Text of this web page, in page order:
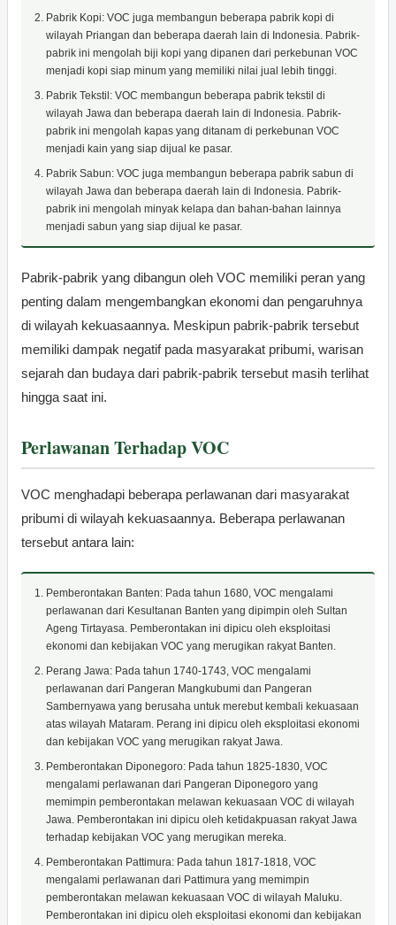
Pabrik Kopi: VOC juga membangun beberapa pabrik kopi di
wilayah Priangan dan beberapa daerah lain di Indonesia. Pabrik-
pabrik ini mengolah biji kopi yang dipanen dari perkebunan VOC
menjadi kopi siap minum yang memiliki nilai jual lebih tinggi.
Pabrik Tekstil: VOC membangun beberapa pabrik tekstil di
wilayah Jawa dan beberapa daerah lain di Indonesia. Pabrik-
pabrik ini mengolah kapas yang ditanam di perkebunan VOC
menjadi kain yang siap dijual ke pasar.
Pabrik Sabun: VOC juga membangun beberapa pabrik sabun di
wilayah Jawa dan beberapa daerah lain di Indonesia. Pabrik-
pabrik ini mengolah minyak kelapa dan bahan-bahan lainnya
menjadi sabun yang siap dijual ke pasar.
Pabrik-pabrik yang dibangun oleh VOC memiliki peran yang
penting dalam mengembangkan ekonomi dan pengaruhnya
di wilayah kekuasaannya. Meskipun pabrik-pabrik tersebut
memiliki dampak negatif pada masyarakat pribumi, warisan
sejarah dan budaya dari pabrik-pabrik tersebut masih terlihat
hingga saat ini.
Perlawanan Terhadap VOC
VOC menghadapi beberapa perlawanan dari masyarakat
pribumi di wilayah kekuasaannya. Beberapa perlawanan
tersebut antara lain:
Pemberontakan Banten: Pada tahun 1680, VOC mengalami
perlawanan dari Kesultanan Banten yang dipimpin oleh Sultan
Ageng Tirtayasa. Pemberontakan ini dipicu oleh eksploitasi
ekonomi dan kebijakan VOC yang merugikan rakyat Banten.
Perang Jawa: Pada tahun 1740-1743, VOC mengalami
perlawanan dari Pangeran Mangkubumi dan Pangeran
Sambernyawa yang berusaha untuk merebut kembali kekuasaan
atas wilayah Mataram. Perang ini dipicu oleh eksploitasi ekonomi
dan kebijakan VOC yang merugikan rakyat Jawa.
Pemberontakan Diponegoro: Pada tahun 1825-1830, VOC
mengalami perlawanan dari Pangeran Diponegoro yang
memimpin pemberontakan melawan kekuasaan VOC di wilayah
Jawa. Pemberontakan ini dipicu oleh ketidakpuasan rakyat Jawa
terhadap kebijakan VOC yang merugikan mereka.
Pemberontakan Pattimura: Pada tahun 1817-1818, VOC
mengalami perlawanan dari Pattimura yang memimpin
pemberontakan melawan kekuasaan VOC di wilayah Maluku.
Pemberontakan ini dipicu oleh eksploitasi ekonomi dan kebijakan